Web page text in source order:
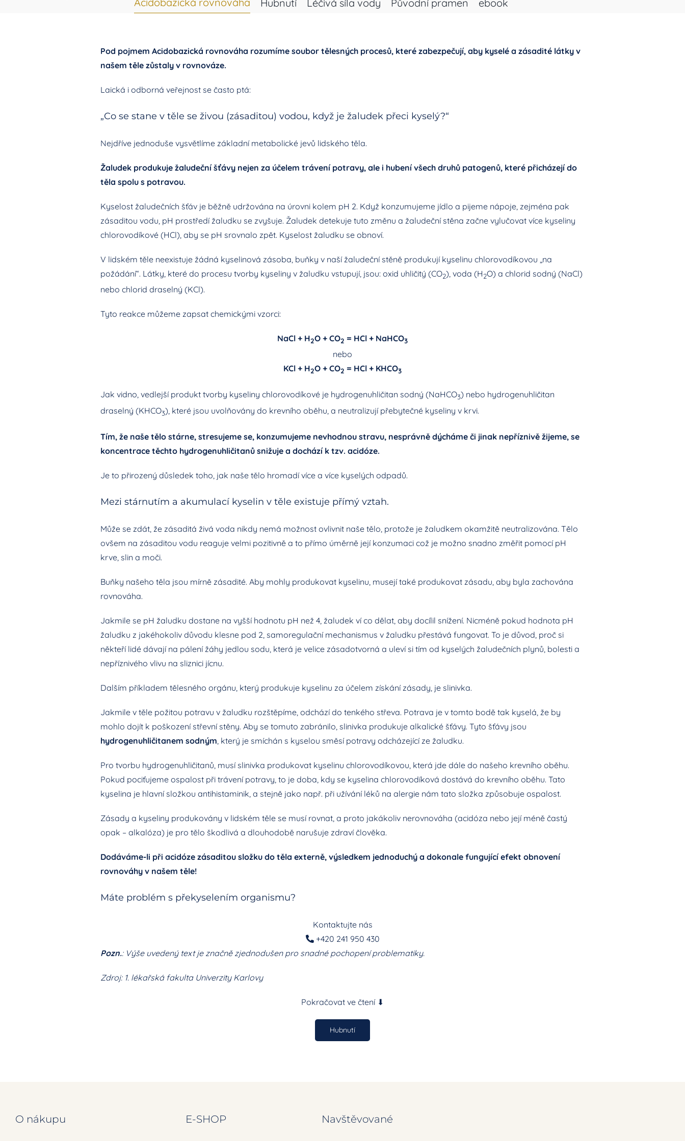
Hubnutí Léčivá síla vody Původní pramen ebook
Pod pojmem Acidobazická rovnováha rozumíme soubor tělesných procesů, které zabezpečují, aby kyselé a zásadité látky v
našem těle zůstaly v rovnováze.
Laická i odborná veřejnost se často ptá:
„Co se stane v těle se živou (zásaditou) vodou, když je žaludek přeci kyselý?“
Nejdříve jednoduše vysvětlíme základní metabolické jevů lidského těla.
Žaludek produkuje žaludeční šťávy nejen za účelem trávení potravy, ale i hubení všech druhů patogenů, které přicházejí do
těla spolu s potravou.
Kyselost žaludečních šťáv je běžně udržována na úrovni kolem pH 2. Když konzumujeme jídlo a pijeme nápoje, zejména pak
zásaditou vodu, pH prostředí žaludku se zvyšuje. Žaludek detekuje tuto změnu a žaludeční stěna začne vylučovat více kyseliny
chlorovodíkové (HCl), aby se pH srovnalo zpět. Kyselost žaludku se obnoví.
V lidském těle neexistuje žádná kyselinová zásoba, buňky v naší žaludeční stěně produkují kyselinu chlorovodíkovou „na
požádání“. Látky, které do procesu tvorby kyseliny v žaludku vstupují, jsou: oxid uhličitý (CO2), voda (H2O) a chlorid sodný (NaCl)
nebo chlorid draselný (KCl).
Tyto reakce můžeme zapsat chemickými vzorci:
NaCl + H2O + CO2 = HCl + NaHCO3
nebo
KCl + H2O + CO2 = HCl + KHCO3
Jak vidno, vedlejší produkt tvorby kyseliny chlorovodíkové je hydrogenuhličitan sodný (NaHCO3) nebo hydrogenuhličitan
draselný (KHCO3), které jsou uvolňovány do krevního oběhu, a neutralizují přebytečné kyseliny v krvi.
Tím, že naše tělo stárne, stresujeme se, konzumujeme nevhodnou stravu, nesprávně dýcháme či jinak nepříznivě žijeme, se
koncentrace těchto hydrogenuhličitanů snižuje a dochází k tzv. acidóze.
Je to přirozený důsledek toho, jak naše tělo hromadí více a více kyselých odpadů.
Mezi stárnutím a akumulací kyselin v těle existuje přímý vztah.
Může se zdát, že zásaditá živá voda nikdy nemá možnost ovlivnit naše tělo, protože je žaludkem okamžitě neutralizována. Tělo
ovšem na zásaditou vodu reaguje velmi pozitivně a to přímo úměrně její konzumaci což je možno snadno změřit pomocí pH
krve, slin a moči.
Buňky našeho těla jsou mírně zásadité. Aby mohly produkovat kyselinu, musejí také produkovat zásadu, aby byla zachována
rovnováha.
Jakmile se pH žaludku dostane na vyšší hodnotu pH než 4, žaludek ví co dělat, aby docílil snížení. Nicméně pokud hodnota pH
žaludku z jakéhokoliv důvodu klesne pod 2, samoregulační mechanismus v žaludku přestává fungovat. To je důvod, proč si
někteří lidé dávají na pálení žáhy jedlou sodu, která je velice zásadotvorná a uleví si tím od kyselých žaludečních plynů, bolesti a
nepříznivého vlivu na sliznici jícnu.
Dalším příkladem tělesného orgánu, který produkuje kyselinu za účelem získání zásady, je slinivka.
Jakmile v těle požitou potravu v žaludku rozštěpíme, odchází do tenkého střeva. Potrava je v tomto bodě tak kyselá, že by
mohlo dojít k poškození střevní stěny. Aby se tomuto zabránilo, slinivka produkuje alkalické šťávy. Tyto šťávy jsou
hydrogenuhličitanem sodným , který je smíchán s kyselou směsí potravy odcházející ze žaludku.
Pro tvorbu hydrogenuhličitanů, musí slinivka produkovat kyselinu chlorovodíkovou, která jde dále do našeho krevního oběhu.
Pokud pociťujeme ospalost při trávení potravy, to je doba, kdy se kyselina chlorovodíková dostává do krevního oběhu. Tato
kyselina je hlavní složkou antihistaminik, a stejně jako např. při užívání léků na alergie nám tato složka způsobuje ospalost.
Zásady a kyseliny produkovány v lidském těle se musí rovnat, a proto jakákoliv nerovnováha (acidóza nebo její méně častý
opak – alkalóza) je pro tělo škodlivá a dlouhodobě narušuje zdraví člověka.
Dodáváme-li při acidóze zásaditou složku do těla externě, výsledkem jednoduchý a dokonale fungující efekt obnovení
rovnováhy v našem těle!
Máte problém s překyselením organismu?
Kontaktujte nás
+420 241 950 430
Pozn.: Výše uvedený text je značně zjednodušen pro snadné pochopení problematiky.
Zdroj: 1. lékařská fakulta Univerzity Karlovy
Pokračovat ve čtení ⬇
Hubnutí
O nákupu E-SHOP Navštěvované